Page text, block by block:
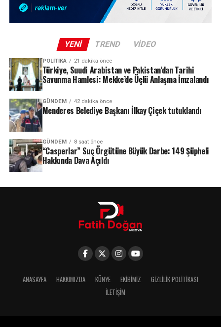
YENI TREND VIDEO
POLITIKA 21 dakika önce
Türkiye, Suudi Arabistan ve Pakistan’dan Tarihi
Savunma Hamlesi: Mekke’de Üçlü Anlaşma İmzalandı
GÜNDEM 42 dakika önce
Menderes Belediye Başkanı İlkay Çiçek tutuklandı
GÜNDEM 8 saat önce
“Casperlar” Suç Örgütüne Büyük Darbe: 149 Şüpheli
Hakkında Dava Açıldı
ANASAYFA HAKKIMIZDA KÜNYE EKIBIMIZ
GIZLILIK POLITIKASI
İLETIŞIM